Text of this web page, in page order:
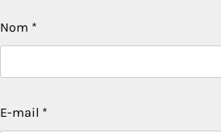
Nom *
E-mail *